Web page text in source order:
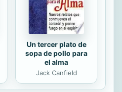
Un tercer plato de
sopa de pollo para
el alma
Jack Canfield